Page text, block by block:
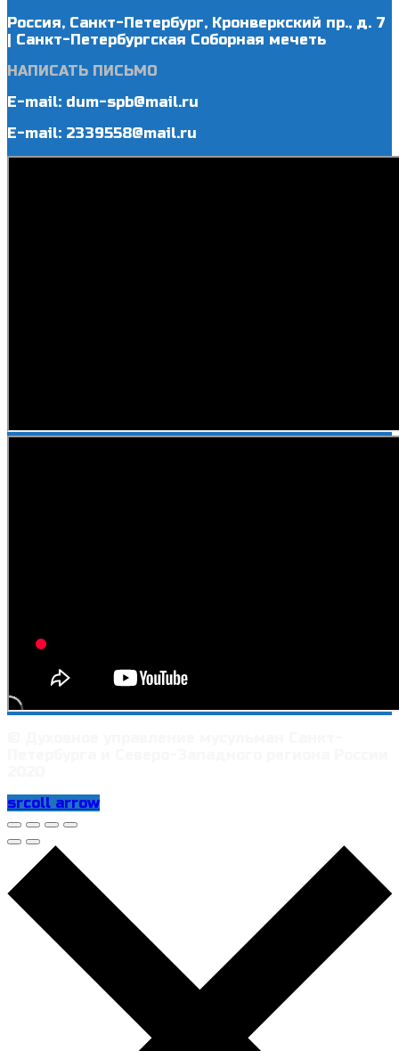
Россия, Санкт-Петербург, Кронверкский пр., д. 7
| Санкт-Петербургская Соборная мечеть
НАПИСАТЬ ПИСЬМО
E-mail: dum-spb@mail.ru
E-mail: 2339558@mail.ru
srcoll arrow